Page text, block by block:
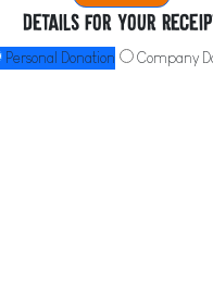
Details for your
Personal Donation
Company